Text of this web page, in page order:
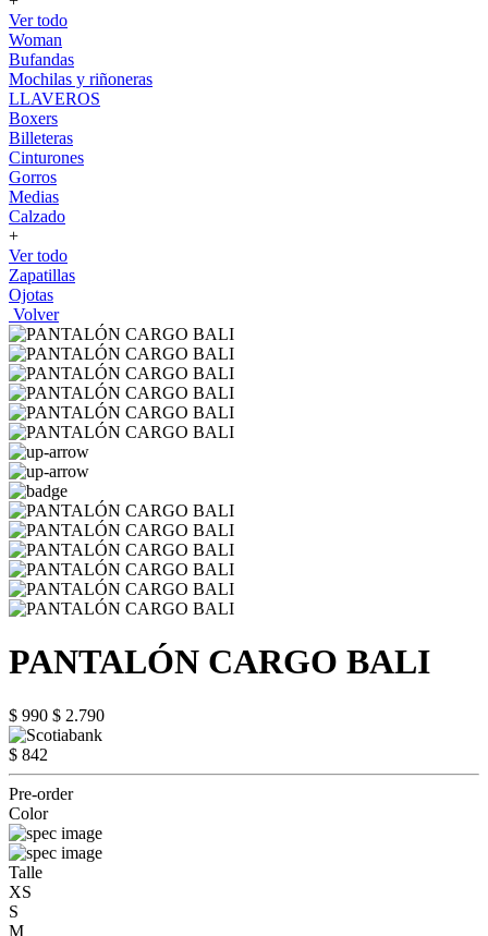
Ver todo
Woman
Bufandas
Mochilas y riñoneras
LLAVEROS
Boxers
Billeteras
Cinturones
Gorros
Medias
Calzado
+
Ver todo
Zapatillas
Ojotas
Volver
PANTALÓN CARGO BALI
$ 990 $ 2.790
$ 842
Pre-order
Color
Talle
XS
S
M